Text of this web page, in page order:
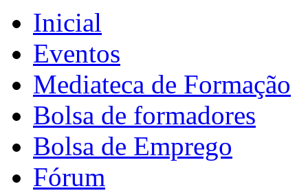
Inicial
Eventos
Mediateca de Formação
Bolsa de formadores
Bolsa de Emprego
Fórum